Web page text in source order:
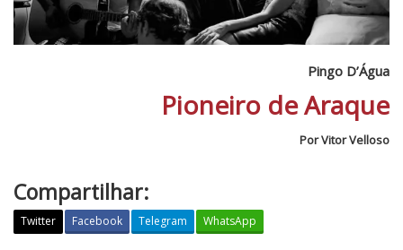
Pingo D’Água
Pioneiro de Araque
Por Vitor Velloso
Compartilhar:
Twitter Facebook Telegram WhatsApp